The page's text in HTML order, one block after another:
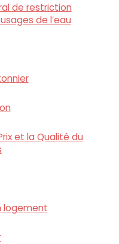
de restriction
de l’eau
et la Qualité du
logement